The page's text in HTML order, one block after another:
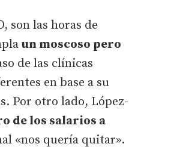
son las horas de
un moscoso pero
de las clínicas
en base a su
Por otro lado, López-
de los salarios a
«nos quería quitar».